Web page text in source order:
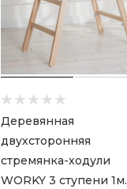
Деревянная
двухсторонняя
стремянка-ходули
WORKY 3 ступени 1м.